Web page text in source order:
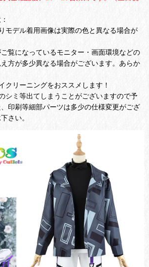
モデル着用画像は実際の色と異なる場合が
覧になっているモニター・画面環境などの
方が多少異なる場合がございます。あらか
クリーニングをおススメします！
シミ等出てしまうことがございますので予
印刷等細部パーツは多少の仕様変更がござ
さい。